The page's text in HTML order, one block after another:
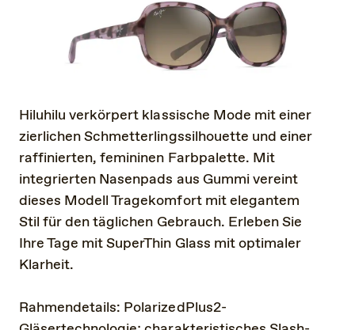
Hiluhilu verkörpert klassische Mode mit einer
zierlichen Schmetterlingssilhouette und einer
raffinierten, femininen Farbpalette. Mit
integrierten Nasenpads aus Gummi vereint
dieses Modell Tragekomfort mit elegantem
Stil für den täglichen Gebrauch. Erleben Sie
Ihre Tage mit SuperThin Glass mit optimaler
Klarheit.
Rahmendetails: PolarizedPlus2-